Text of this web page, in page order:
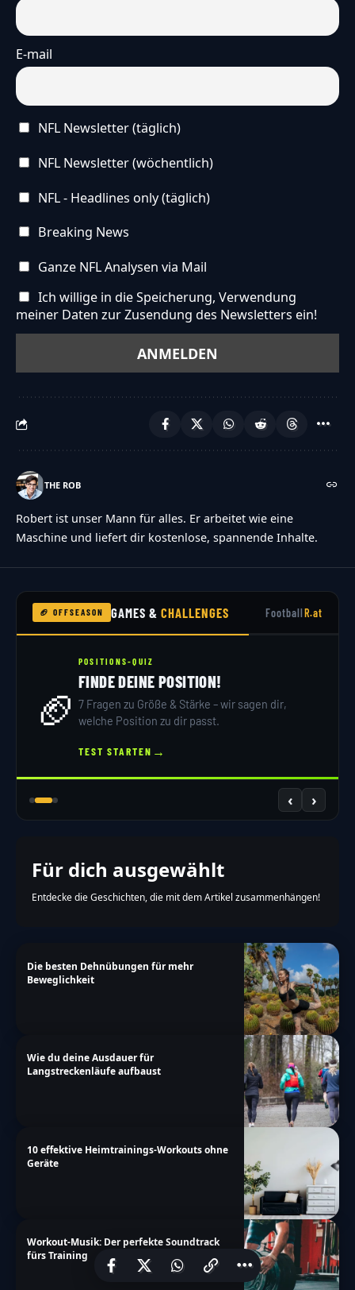
E-mail
NFL Newsletter (täglich)
NFL Newsletter (wöchentlich)
NFL - Headlines only (täglich)
Breaking News
Ganze NFL Analysen via Mail
Ich willige in die Speicherung, Verwendung
meiner Daten zur Zusendung des Newsletters ein!
THE ROB
Robert ist unser Mann für alles. Er arbeitet wie eine
Maschine und liefert dir kostenlose, spannende Inhalte.
🏈 OFFSEASON GAMES &CHALLENGES FootballR.at
🏈
POSITIONS-QUIZ
FINDE DEINE POSITION!
7 Fragen zu Größe & Stärke – wir sagen dir,
welche Position zu dir passt.
TEST STARTEN →
‹ ›
Für dich ausgewählt
Entdecke die Geschichten, die mit dem Artikel zusammenhängen!
Die besten Dehnübungen für mehr
Beweglichkeit
Wie du deine Ausdauer für
Langstreckenläufe aufbaust
10 effektive Heimtrainings-Workouts ohne
Geräte
Workout-Musik: Der perfekte Soundtrack
fürs Training